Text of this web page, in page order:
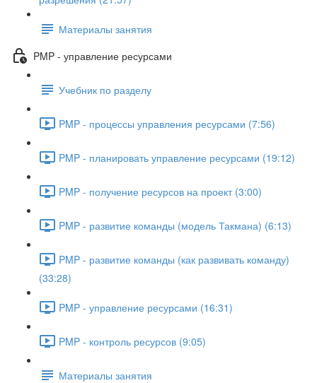
Материалы занятия
PMP - управление ресурсами
Учебник по разделу
PMP - процессы управления ресурсами (7:56)
PMP - планировать управление ресурсами (19:12)
PMP - получение ресурсов на проект (3:00)
PMP - развитие команды (модель Такмана) (6:13)
PMP - развитие команды (как развивать команду)
(33:28)
PMP - управление ресурсами (16:31)
PMP - контроль ресурсов (9:05)
Материалы занятия